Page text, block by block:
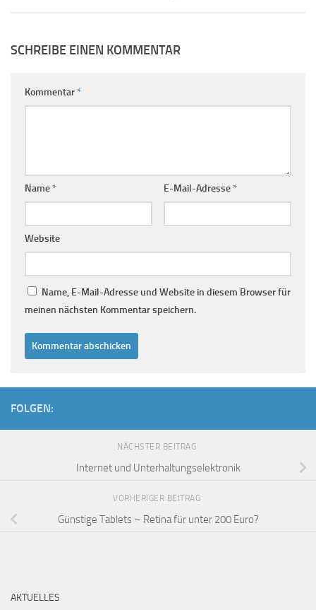
SCHREIBE EINEN KOMMENTAR
Kommentar*
Name* E-Mail-Adresse*
Website
Name, E-Mail-Adresse und Website in diesem Browser für
meinen nächsten Kommentar speichern.
FOLGEN:
NÄCHSTER BEITRAG
Internet und Unterhaltungselektronik
VORHERIGER BEITRAG
Günstige Tablets – Retina für unter 200 Euro?
AKTUELLES